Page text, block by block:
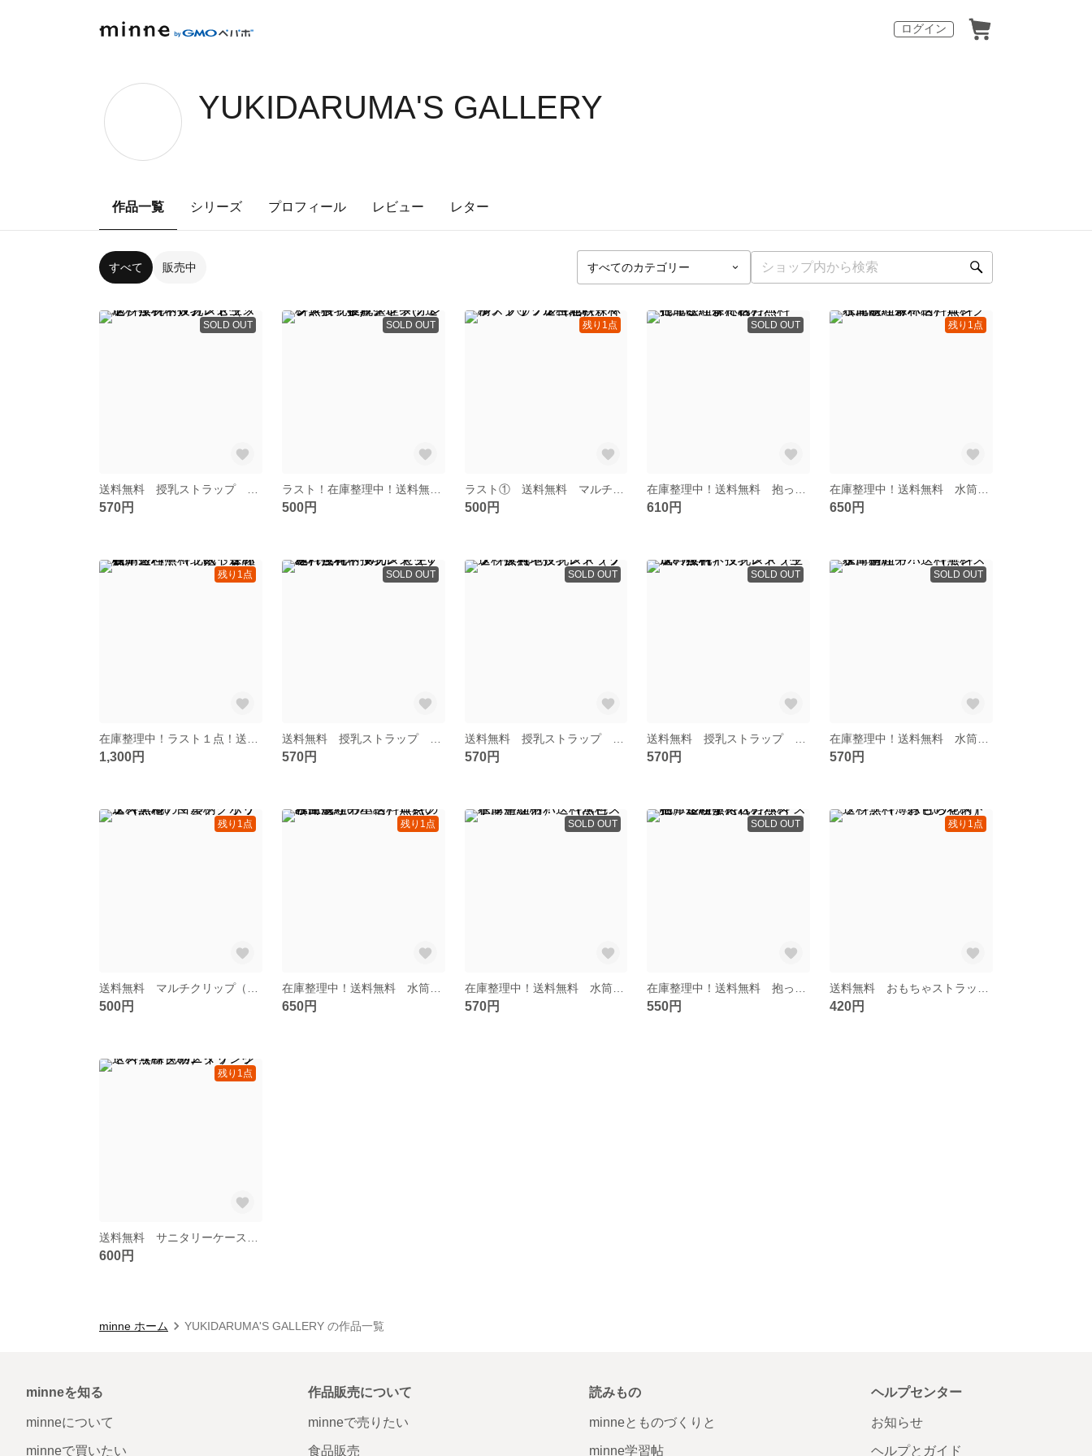
ログイン
YUKIDARUMA'S GALLERY
作品一覧 シリーズ プロフィール レビュー レター
すべて 販売中
SOLD OUT
570円
SOLD OUT
ラスト！在庫整理中！送料無料 授乳ストラップ 授乳ネックレス(オレンジドット)
500円
残り1点
500円
SOLD OUT
610円
残り1点
650円
残り1点
1,300円
SOLD OUT
570円
SOLD OUT
570円
SOLD OUT
570円
SOLD OUT
570円
残り1点
500円
残り1点
在庫整理中！送料無料 水筒肩紐カバー ロング（生成りの星柄）一点のみ!
650円
SOLD OUT
在庫整理中！送料無料 水筒肩紐カバー（水色ストライプ柄）
570円
SOLD OUT
550円
残り1点
420円
残り1点
600円
minne ホーム YUKIDARUMA'S GALLERY の作品一覧
minneを知る
minneについて
minneで買いたい
作品販売について
minneで売りたい
食品販売
読みもの
minneとものづくりと
minne学習帖
ヘルプセンター
お知らせ
ヘルプとガイド